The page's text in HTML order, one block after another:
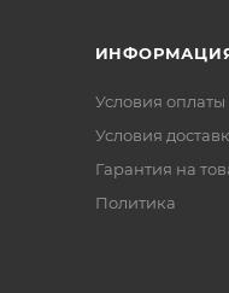
Условия оплаты
Условия
Гарантия на
Политика